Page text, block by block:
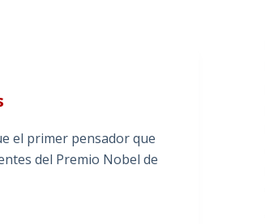
el primer pensador que
del Premio Nobel de